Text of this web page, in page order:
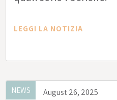
LEGGI LA NOTIZIA
NEWS August 26, 2025